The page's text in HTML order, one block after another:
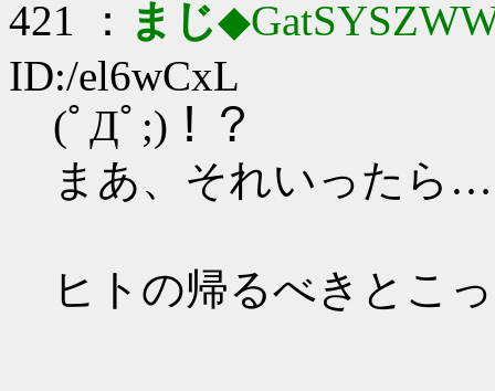
421 ： まじ
ID:/el6wCxL
(ﾟДﾟ;)！？
まあ、それいったら…
ヒトの帰るべきとこ